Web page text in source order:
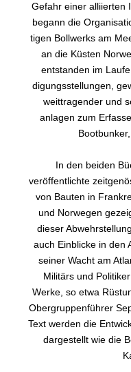
Gefahr einer al­liierten
begann die
tigen Bollwerks am
an die Küsten
entstanden im
digungsstellungen,
weittragender und
anlagen zum
In den beiden
veröffentlichte
von Bauten in
und Norwegen
dieser
auch Einblicke in den
seiner Wacht am
Militärs und
Werke, so etwa
Obergruppenführer
Text werden die
dargestellt wie die